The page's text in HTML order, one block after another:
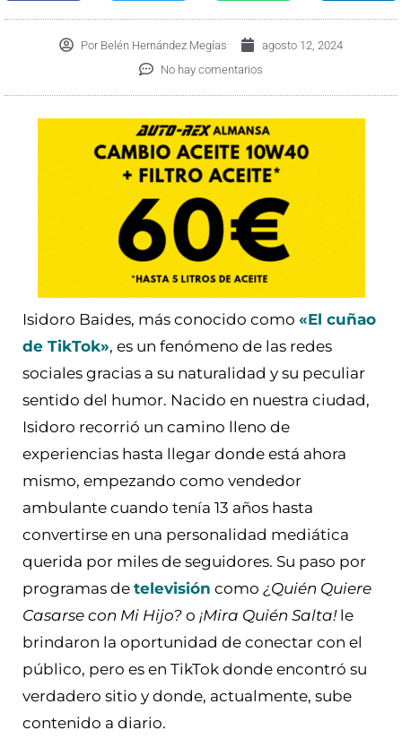
Por Belén Hernández Megías
agosto 12, 2024
No hay comentarios
Isidoro Baides, más conocido como «El cuñao
de TikTok», es un fenómeno de las redes
sociales gracias a su naturalidad y su peculiar
sentido del humor. Nacido en nuestra ciudad,
Isidoro recorrió un camino lleno de
experiencias hasta llegar donde está ahora
mismo, empezando como vendedor
ambulante cuando tenía 13 años hasta
convertirse en una personalidad mediática
querida por miles de seguidores. Su paso por
programas de televisión como ¿Quién Quiere
Casarse con Mi Hijo? o ¡Mira Quién Salta!le
brindaron la oportunidad de conectar con el
público, pero es en TikTok donde encontró su
verdadero sitio y donde, actualmente, sube
contenido a diario.